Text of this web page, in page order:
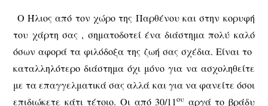
Ο Ήλιος από τον χώρο της Παρθένου και στην κορυφή
του χάρτη σας , σηματοδοτεί ένα διάστημα πολύ καλό
όσων αφορά τα φιλόδοξα της ζωή σας σχέδια. Είναι το
καταλληλότερο διάστημα όχι μόνο για να ασχοληθείτε
με τα επαγγελματικά σας αλλά και για να φανείτε όσοι
επιδιώκετε κάτι τέτοιο. Οι από 30/11ου αργά το βράδυ